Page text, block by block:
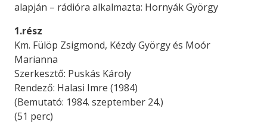
alapján – rádióra alkalmazta: Hornyák György
1.rész
Km. Fülöp Zsigmond, Kézdy György és Moór
Marianna
Szerkesztő: Puskás Károly
Rendező: Halasi Imre (1984)
(Bemutató: 1984. szeptember 24.)
(51 perc)